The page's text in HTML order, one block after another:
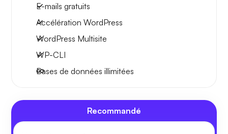
E-mails gratuits
Accélération WordPress
WordPress Multisite
WP-CLI
Bases de données illimitées
Recommandé